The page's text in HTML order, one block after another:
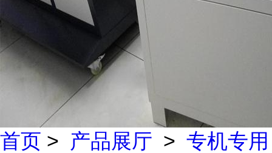
首页 > 产品展厅 > 专机专用